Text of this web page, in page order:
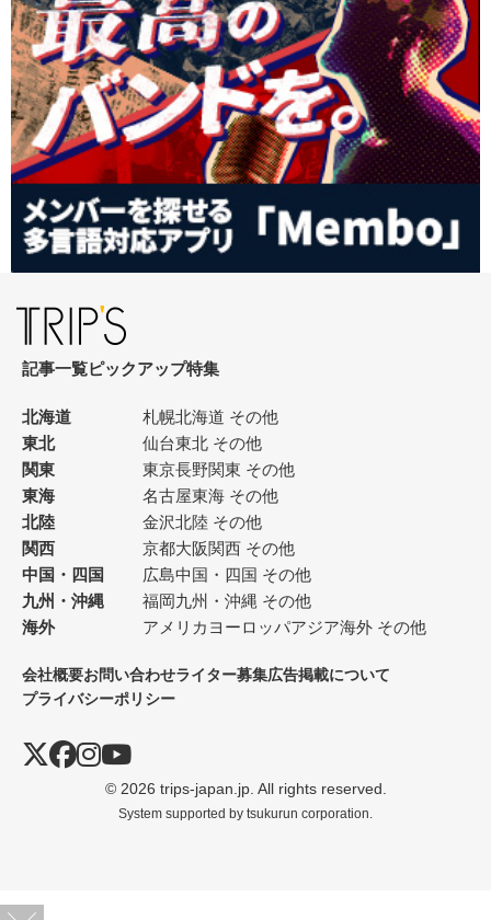
記事一覧ピックアップ特集
北海道 札幌北海道 その他
東北
仙台東北 その他
関東
東京長野関東 その他
東海
名古屋東海 その他
北陸
金沢北陸 その他
関西
京都大阪関西 その他
中国・四国
広島中国・四国 その他
九州・沖縄
福岡九州・沖縄 その他
海外
アメリカ ヨーロッパアジア海外 その他
会社概要お問い合わせライター募集広告掲載について
プライバシーポリシー
© 2026 trips-japan.jp. All rights reserved.
System supported by tsukurun corporation.